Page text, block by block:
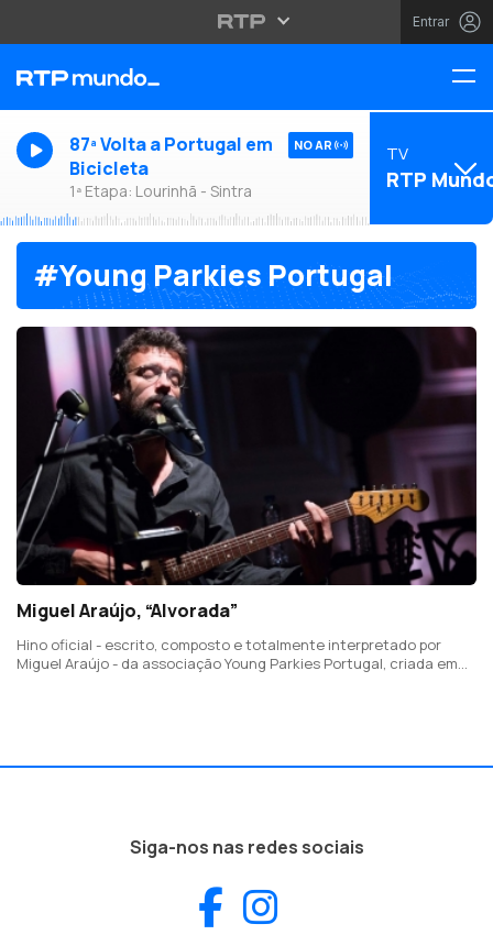
Entrar
87ª Volta a Portugal em
Bicicleta
1ª Etapa: Lourinhã - Sintra
NO AR TV
RTP
#Young Parkies Portugal
Miguel Araújo, “Alvorada”
Hino oficial - escrito, composto e totalmente interpretado por
Miguel Araújo - da associação Young Parkies Portugal, criada em
Siga-nos nas redes sociais
Facebook